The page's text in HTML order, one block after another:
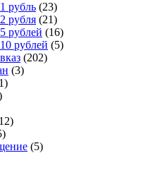
1 рубль (23)
2 рубля (21)
5 рублей (16)
10 рублей (5)
(202)
(3)
(5)